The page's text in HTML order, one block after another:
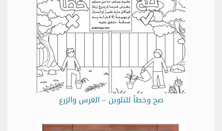
صح وخطأ للتلوين – الغرس والزرع